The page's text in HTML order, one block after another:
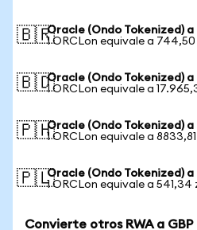
🇧🇷Oracle (Ondo Tokenized)
1 ORCLon equivale a 744,50
🇧🇩Oracle (Ondo Tokenized) a
1 ORCLon equivale a
🇵🇭Oracle (Ondo Tokenized) a
1 ORCLon equivale a
🇵🇱Oracle (Ondo Tokenized)
1 ORCLon equivale a 541,34
Convierte otros RWA a GBP